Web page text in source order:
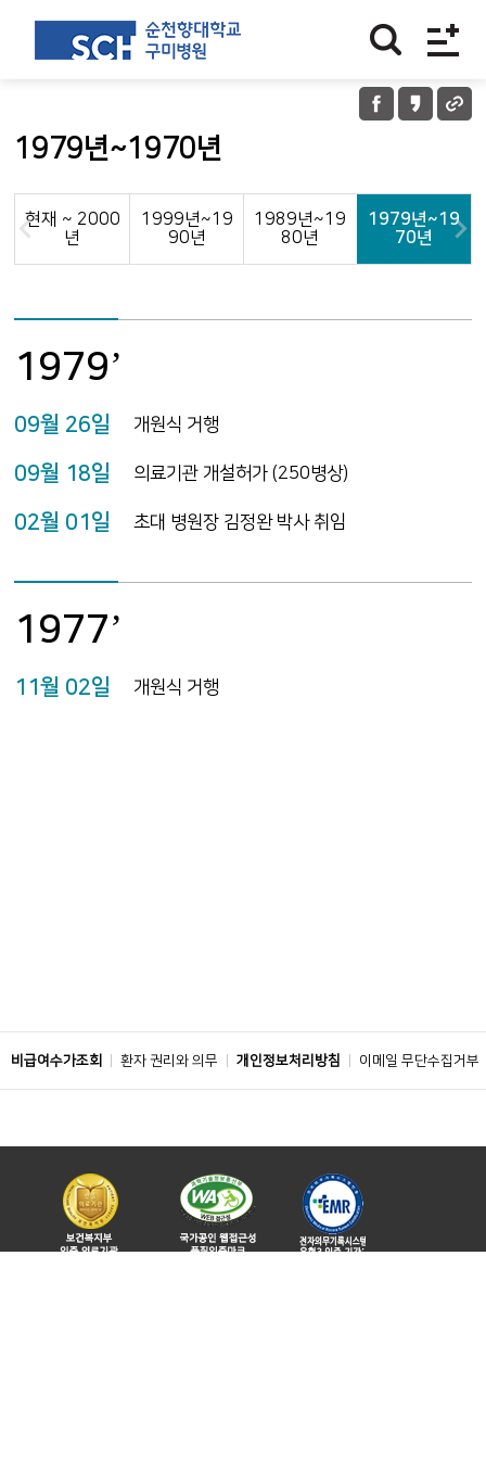
1979년~1970년
현재 ~ 2000
년
1999년~19
90년
1989년~19
80년
1979년~19
70년
1979’
09월 26일 개원식 거행
09월 18일 의료기관 개설허가 (250병상)
02월 01일 초대 병원장 김정완 박사 취임
1977’
11월 02일 개원식 거행
비급여수가조회 환자 권리와 의무 개인정보처리방침 이메일 무단수집거부